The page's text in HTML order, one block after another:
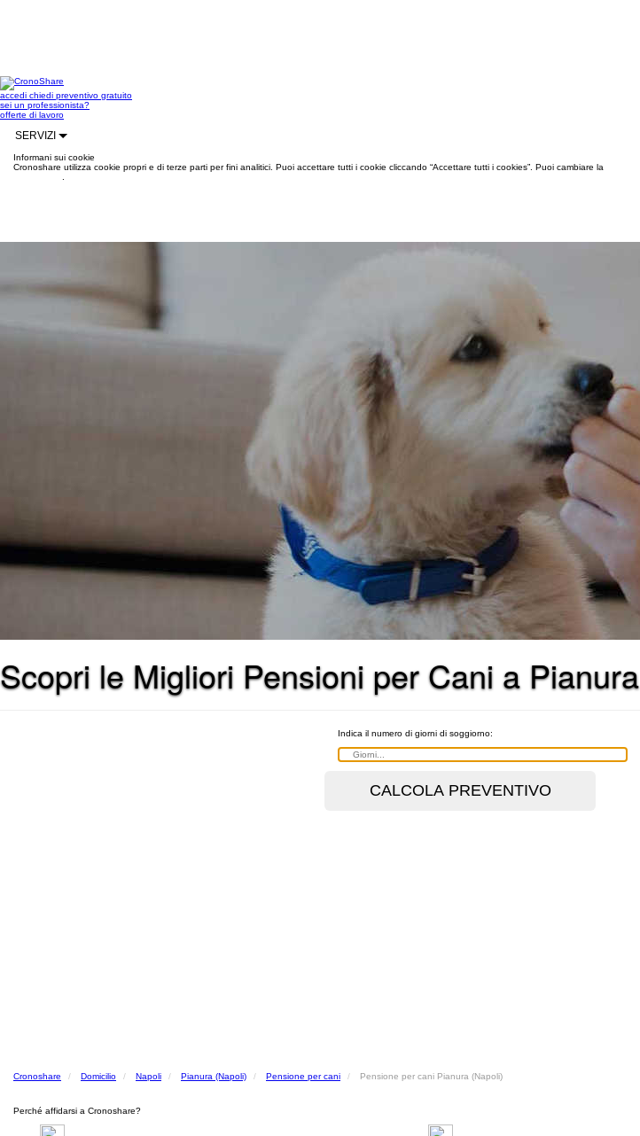
accedi chiedi preventivo gratuito
sei un professionista?
offerte di lavoro
SERVIZI
Informani sui cookie
Cronoshare utilizza cookie propri e di terze parti per fini analitici. Puoi accettare tutti i cookie cliccando “Accettare tutti i cookies”. Puoi cambiare la
Scopri le Migliori Pensioni per Cani a Pianura
Indica il numero di giorni di soggiorno:
Cronoshare Domicilio Napoli Pianura (Napoli) Pensione per cani Pensione per cani Pianura (Napoli)
Perché affidarsi a Cronoshare?